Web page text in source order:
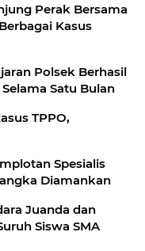
Perak Bersama
Polsek Berhasil
Satu Bulan
TPPO,
Spesialis
Diamankan
Juanda dan
Siswa SMA